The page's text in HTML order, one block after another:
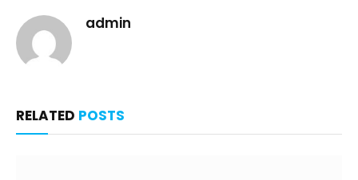
admin
RELATED POSTS